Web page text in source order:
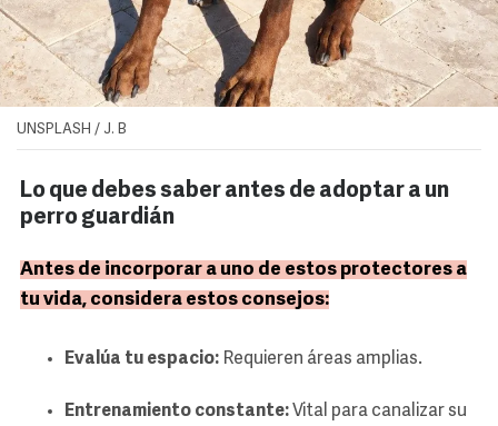
UNSPLASH / J. B
Lo que debes saber antes de adoptar a un
perro guardián
Antes de incorporar a uno de estos protectores a
tu vida, considera estos consejos:
Evalúa tu espacio: Requieren áreas amplias.
Entrenamiento constante: Vital para canalizar su